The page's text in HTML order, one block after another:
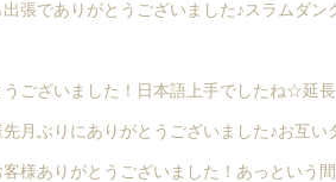
張でありがとうございました♪スラムダ
うございました！日本語上手でしたね☆延
月ぶりにありがとうございました♪お互
客様ありがとうございました！あっとい